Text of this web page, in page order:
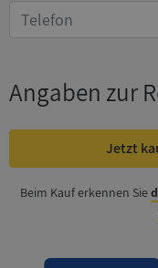
Angaben zur
Jetzt
Beim Kauf erkennen Sie